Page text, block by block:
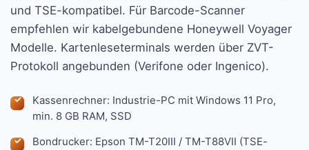
und TSE-kompatibel. Für Barcode-Scanner
empfehlen wir kabelgebundene Honeywell Voyager
Modelle. Kartenleseterminals werden über ZVT-
Protokoll angebunden (Verifone oder Ingenico).
Kassenrechner: Industrie-PC mit Windows 11 Pro,
min. 8 GB RAM, SSD
Bondrucker: Epson TM-T20III / TM-T88VII (TSE-